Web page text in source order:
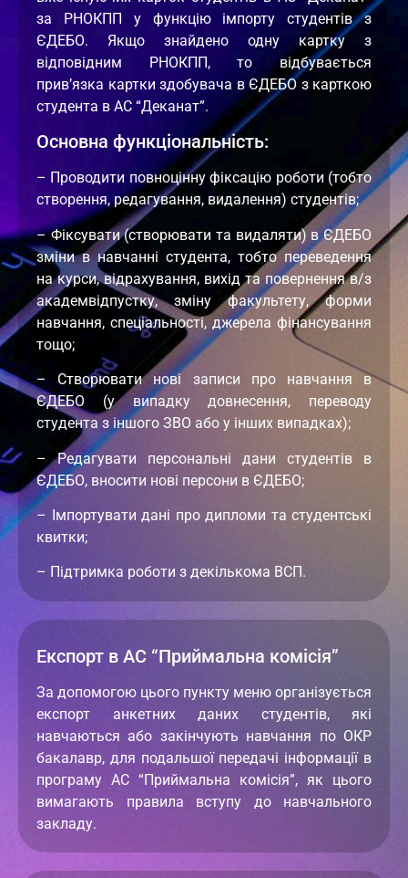
за РНОКПП у функцію імпорту студентів з
ЄДЕБО. Якщо знайдено одну картку з
відповідним РНОКПП, то відбувається
прив’язка картки здобувача в ЄДЕБО з карткою
студента в АС “Деканат”.
Основна функціональність:
– Проводити повноцінну фіксацію роботи (тобто
створення, редагування, видалення) студентів;
– Фіксувати (створювати та видаляти) в ЄДЕБО
зміни в навчанні студента, тобто переведення
на курси, відрахування, вихід та повернення в/з
академвідпустку, зміну факультету, форми
навчання, спеціальності, джерела фінансування
тощо;
– Створювати нові записи про навчання в
ЄДЕБО (у випадку довнесення, переводу
студента з іншого ЗВО або у інших випадках);
– Редагувати персональні дани студентів в
ЄДЕБО, вносити нові персони в ЄДЕБО;
– Імпортувати дані про дипломи та студентські
квитки;
– Підтримка роботи з декількома ВСП.
Експорт в АС “Приймальна комісія”
За допомогою цього пункту меню організується
експорт анкетних даних студентів, які
навчаються або закінчують навчання по ОКР
бакалавр, для подальшої передачі інформації в
програму АС “Приймальна комісія”, як цього
вимагають правила вступу до навчального
закладу.